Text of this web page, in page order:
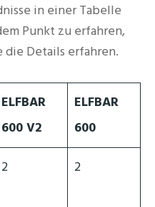
in einer Tabelle
Punkt zu erfahren,
die Details erfahren.
ELFBAR
600 V2
ELFBAR
600
2 2